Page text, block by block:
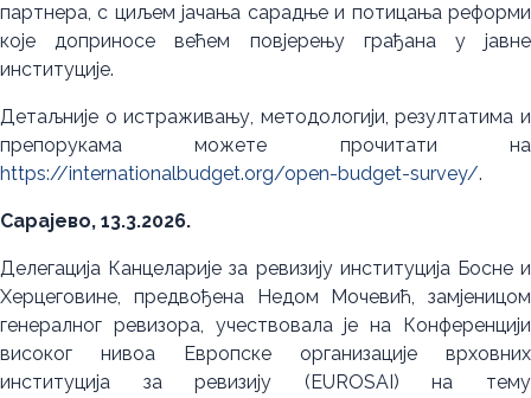
партнера, с циљем јачања сарадње и потицања реформи
које доприносе већем повјерењу грађана у јавне
институције.
Детаљније о истраживању, методологији, резултатима и
препорукама можете прочитати на
https://internationalbudget.org/open-budget-survey/.
Сарајево, 13.3.2026.
Делегација Канцеларије за ревизију институција Босне и
Херцеговине, предвођена Недом Мочевић, замјеницом
генералног ревизора, учествовала је на Конференцији
високог нивоа Европске организације врховних
институција за ревизију (EUROSAI) на тему